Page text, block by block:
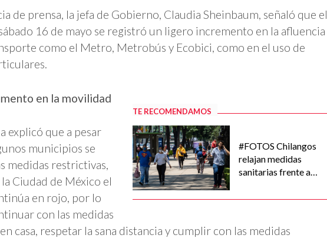
de prensa, la jefa de Gobierno, Claudia Sheinbaum, señaló que el
16 de mayo se registró un ligero incremento en la afluencia
como el Metro, Metrobús y Ecobici, como en el uso de
TE RECOMENDAMOS
#FOTOS Chilangos
relajan medidas
sanitarias frente a
en la movilidad
explicó que a pesar
municipios se
medidas restrictivas,
Ciudad de México el
en rojo, por lo
con las medidas
casa, respetar la sana distancia y cumplir con las medidas